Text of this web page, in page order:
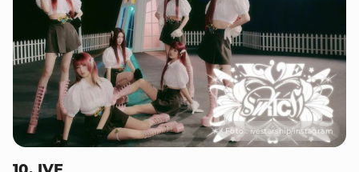
Foto : ivestarship/instagram